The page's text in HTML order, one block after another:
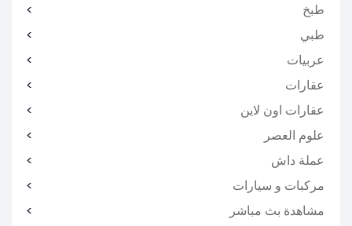
طبخ
طبي
عربيات
عقارات
عقارات اون لاين
علوم العصر
عملة داش
مركبات و سيارات
مشاهدة بث مباشر